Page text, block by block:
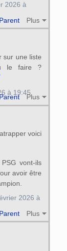
Parent Plus
2026 à
sur une liste
le faire ?
Plus
à 19:45
voici
vont-ils
avoir être
Parent Plus
2026 à